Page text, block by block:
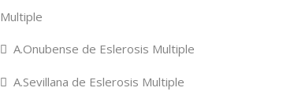
Multiple
A.Onubense de Eslerosis Multiple
A.Sevillana de Eslerosis Multiple